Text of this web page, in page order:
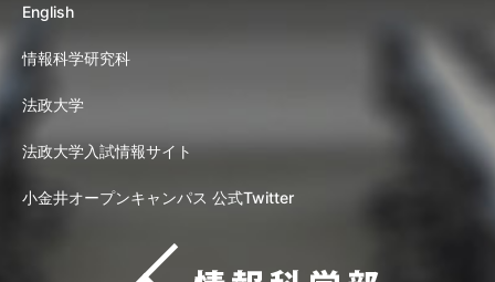
English
情報科学研究科
法政大学
法政大学入試情報サイト
小金井オープンキャンパス 公式Twitter